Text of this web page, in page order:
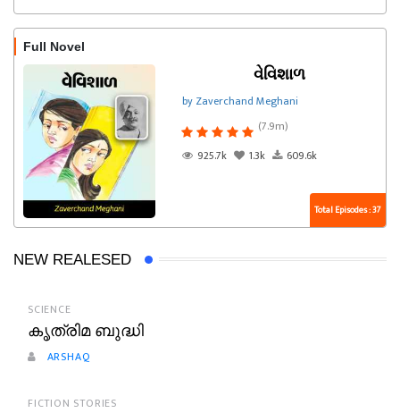
Full Novel
વેવિશાળ
by Zaverchand Meghani
(7.9m)
925.7k
1.3k 609.6k
Total Episodes : 37
NEW REALESED
SCIENCE
കൃത്രിമ ബുദ്ധി
ARSHAQ
FICTION STORIES